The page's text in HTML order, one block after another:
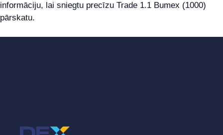
informāciju, lai sniegtu precīzu Trade 1.1 Bumex (1000)
pārskatu.